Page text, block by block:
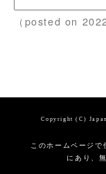
（posted on
Copyright (C)
このホームページ
にあり、